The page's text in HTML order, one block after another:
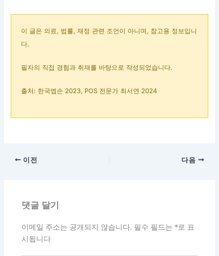
이 글은 의료, 법률, 재정 관련 조언이 아니며, 참고용 정보입니
다.
필자의 직접 경험과 취재를 바탕으로 작성되었습니다.
출처: 한국엡손 2023, POS 전문가 최서연 2024
이전 다음
댓글 달기
이메일 주소는 공개되지 않습니다. 필수 필드는 *로 표
시됩니다